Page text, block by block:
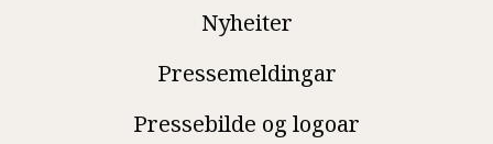
Nyheiter
Pressemeldingar
Pressebilde og logoar